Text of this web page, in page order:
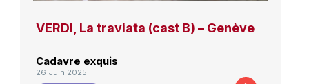
VERDI, La traviata (cast B) – Genève
Cadavre exquis
26 Juin 2025